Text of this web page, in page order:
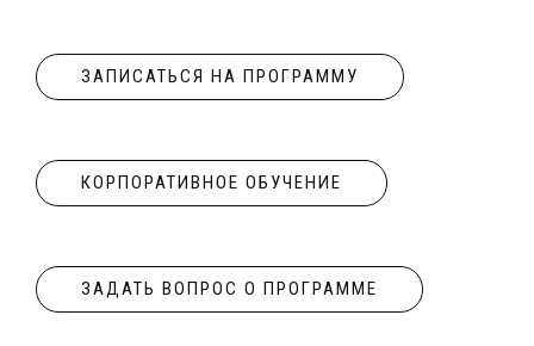
ЗАПИСАТЬСЯ НА ПРОГРАММУ
КОРПОРАТИВНОЕ ОБУЧЕНИЕ
ЗАДАТЬ ВОПРОС О ПРОГРАММЕ